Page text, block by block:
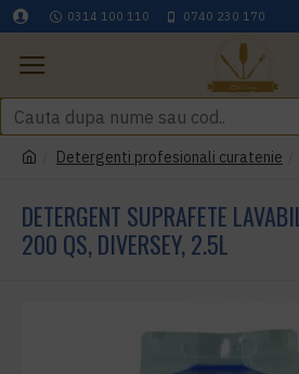
0314 100 110 0740 230 170
Detergenti profesionali curatenie
DETERGENT SUPRAFETE
200 QS, DIVERSEY, 2.5L